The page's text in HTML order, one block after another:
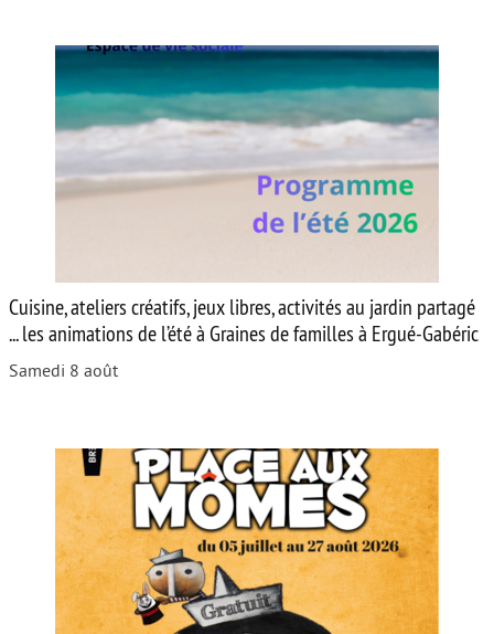
Cuisine, ateliers créatifs, jeux libres, activités au jardin partagé
... les animations de l’été à Graines de familles à Ergué-Gabéric
Samedi 8 août